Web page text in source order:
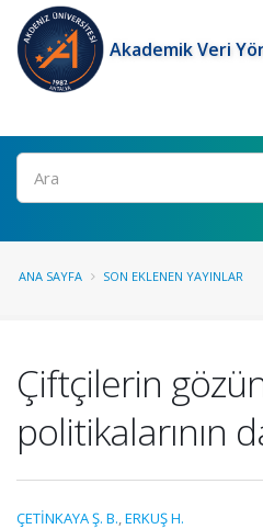
Akademik Veri
Ara
ANA SAYFA SON EKLENEN YAYINLAR
Çiftçilerin
politikalarının
ÇETİNKAYA Ş. B.,ERKUŞ H.